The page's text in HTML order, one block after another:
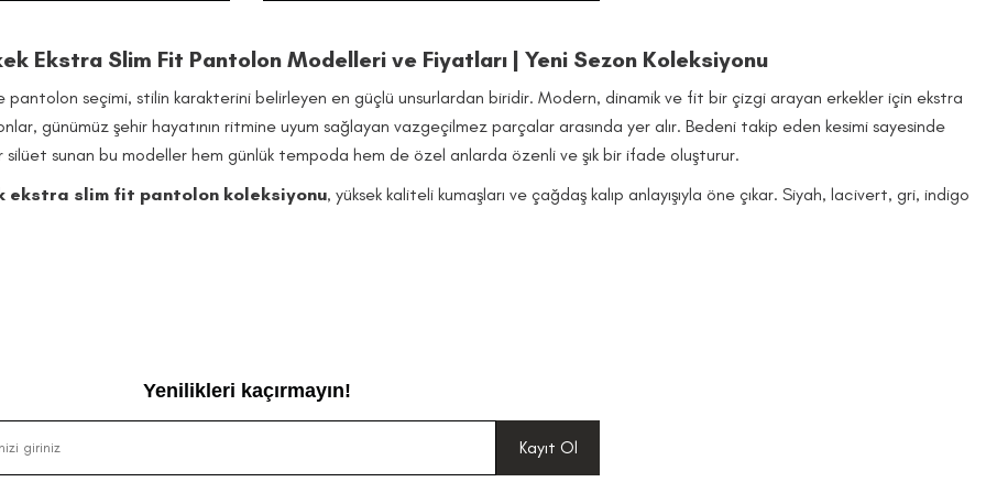
Ekstra Slim Fit Pantolon Modelleri ve Fiyatları | Yeni Sezon Koleksiyonu
pantolon seçimi, stilin karakterini belirleyen en güçlü unsurlardan biridir. Modern, dinamik ve fit bir çizgi arayan erkekler için ekstra
günümüz şehir hayatının ritmine uyum sağlayan vazgeçilmez parçalar arasında yer alır. Bedeni takip eden kesimi sayesinde
silüet sunan bu modeller hem günlük tempoda hem de özel anlarda özenli ve şık bir ifade oluşturur.
ekstra slim fit pantolon koleksiyonu, yüksek kaliteli kumaşları ve çağdaş kalıp anlayışıyla öne çıkar. Siyah, lacivert, gri, indigo
tasarım dili sayesinde, her yaş grubundaki erkeklerin stiline özgüvenli bir tavır kazandırır.
pantolonlar, şehirli erkek modasının en iddialı çizgilerinden biridir. Dinamik, enerjik ve genç bir stil yaklaşımını benimseyenler için
bir seçenektir. Vücut proporsiyonunu öne çıkararak modern bir duruş sergiler ve stile rafine bir karakter kazandırır.
Yenilikleri kaçırmayın!
Kayıt Ol